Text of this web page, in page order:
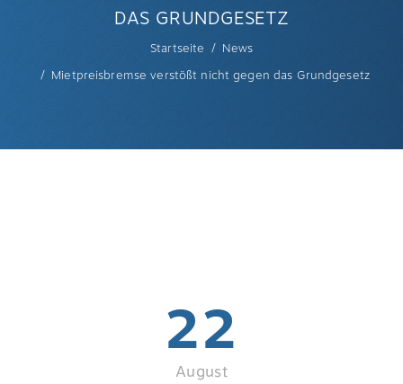
AS GRUNDGESETZ
Startseite
News
Mietpreisbremse verstößt nicht gegen das Grundgesetz
22
August